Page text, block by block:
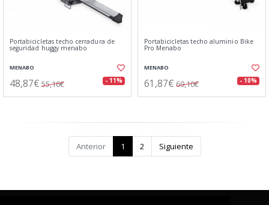
Portabicicletas techo cerradura de
seguridad huggy menabo
MENABO
48,87€ 55,16€ - 11%
Portabicicletas techo aluminio Bike
Pro Menabo
MENABO
61,87€ 69,10€ - 10%
Anterior 1 2 Siguiente